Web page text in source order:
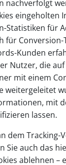
nachverfolgt
eingeholten
Statistiken für
für
Kunden
Nutzer, die
mit einem
weitergeleitet
mit
lassen.
dem
Sie auch das
ablehnen –